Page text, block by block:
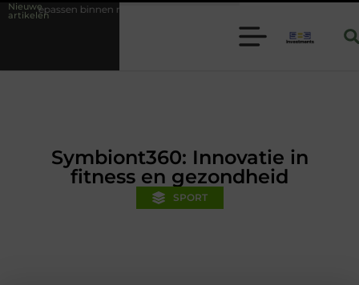
Nieuwe
artikelenfolie techniek
Symbiont360: Innovatie in
fitness en gezondheid
SPORT